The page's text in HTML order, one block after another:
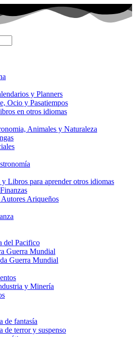
y Planners
Ocio y Pasatiempos
en otros idiomas
Animales y Naturaleza
Libros para aprender otros idiomas
Ariqueños
del Pacifico
Guerra Mundial
Guerra Mundial
y Minería
de fantasía
de terror y suspenso